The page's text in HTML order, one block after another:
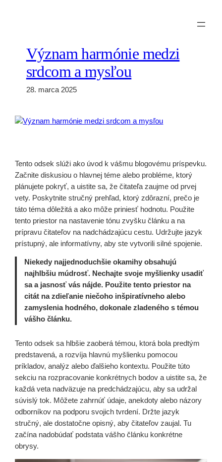
Význam harmónie medzi
srdcom a mysľou
28. marca 2025
Tento odsek slúži ako úvod k vášmu blogovému príspevku.
Začnite diskusiou o hlavnej téme alebo probléme, ktorý
plánujete pokryť, a uistite sa, že čitateľa zaujme od prvej
vety. Poskytnite stručný prehľad, ktorý zdôrazní, prečo je
táto téma dôležitá a ako môže priniesť hodnotu. Použite
tento priestor na nastavenie tónu zvyšku článku a na
prípravu čitateľov na nadchádzajúcu cestu. Udržujte jazyk
prístupný, ale informatívny, aby ste vytvorili silné spojenie.
Niekedy najjednoduchšie okamihy obsahujú
najhlbšiu múdrosť. Nechajte svoje myšlienky usadiť
sa a jasnosť vás nájde. Použite tento priestor na
citát na zdieľanie niečoho inšpiratívneho alebo
zamyslenia hodného, dokonale zladeného s témou
vášho článku.
Tento odsek sa hlbšie zaoberá témou, ktorá bola predtým
predstavená, a rozvíja hlavnú myšlienku pomocou
príkladov, analýz alebo ďalšieho kontextu. Použite túto
sekciu na rozpracovanie konkrétnych bodov a uistite sa, že
každá veta nadväzuje na predchádzajúcu, aby sa udržal
súvislý tok. Môžete zahrnúť údaje, anekdoty alebo názory
odborníkov na podporu svojich tvrdení. Držte jazyk
stručný, ale dostatočne opisný, aby čitateľov zaujal. Tu
začína nadobúdať podstata vášho článku konkrétne
obrysy.